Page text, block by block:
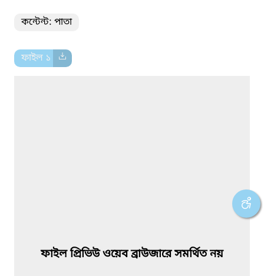
কন্টেন্ট: পাতা
ফাইল ১
ফাইল প্রিভিউ ওয়েব ব্রাউজারে সমর্থিত নয়